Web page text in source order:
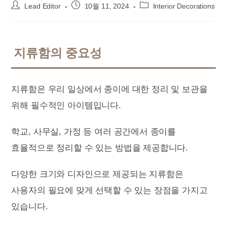
Post Lead Editor
Post 10월 11, 2024
Post Interior Decorations
지류함의 중요성
지류함은 우리 일상에서 종이에 대한 정리 및 보관을
위해 필수적인 아이템입니다.
학교, 사무실, 가정 등 여러 공간에서 종이를
효율적으로 정리할 수 있는 방법을 제공합니다.
다양한 크기와 디자인으로 제공되는 지류함은
사용자의 필요에 맞게 선택할 수 있는 장점을 가지고
있습니다.